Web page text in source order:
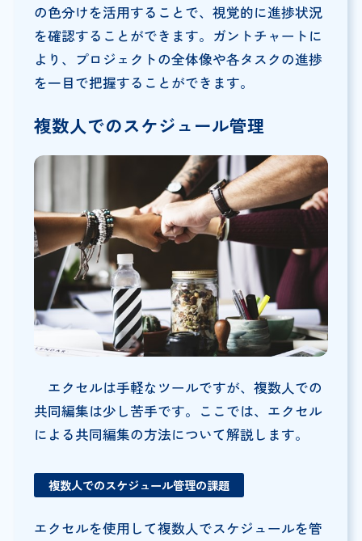
の色分けを活用することで、視覚的に進捗状況
を確認することができます。ガントチャートに
より、プロジェクトの全体像や各タスクの進捗
を一目で把握することができます。
複数人でのスケジュール管理
エクセルは手軽なツールですが、複数人での
共同編集は少し苦手です。ここでは、エクセル
による共同編集の方法について解説します。
複数人でのスケジュール管理の課題
エクセルを使用して複数人でスケジュールを管